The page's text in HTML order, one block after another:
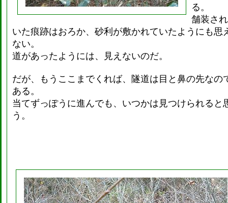
る。
舗装さ
いた痕跡はおろか、砂利が敷かれていたようにも思
ない。
道があったようには、見えないのだ。
だが、もうここまでくれば、隧道は目と鼻の先なの
ある。
当てずっぽうに進んでも、いつかは見つけられると
う。